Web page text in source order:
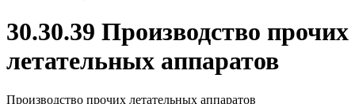
30.30.39 Производство прочих
летательных аппаратов
Производство прочих летательных аппаратов